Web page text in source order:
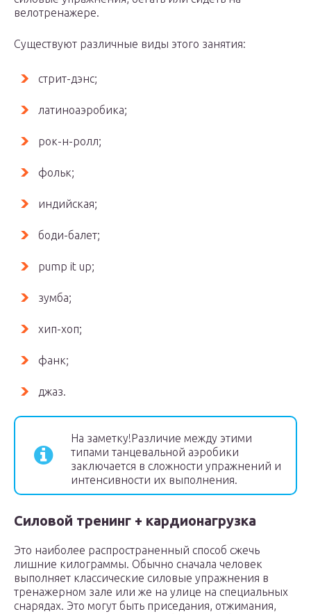
велотренажере.
Существуют различные виды этого занятия:
стрит-дэнс;
латиноаэробика;
рок-н-ролл;
фольк;
индийская;
боди-балет;
pump it up;
зумба;
хип-хоп;
фанк;
джаз.
На заметку!Различие между этими
типами танцевальной аэробики
заключается в сложности упражнений и
интенсивности их выполнения.
Силовой тренинг + кардионагрузка
Это наиболее распространенный способ сжечь
лишние килограммы. Обычно сначала человек
выполняет классические силовые упражнения в
тренажерном зале или же на улице на специальных
снарядах. Это могут быть приседания, отжимания,